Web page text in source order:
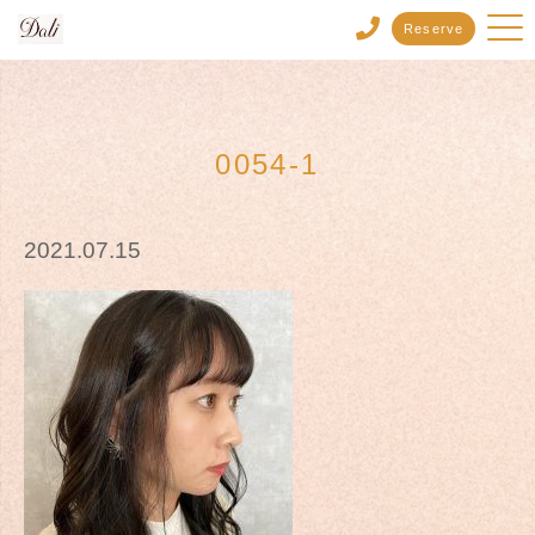
Reserve
0054-1
2021.07.15